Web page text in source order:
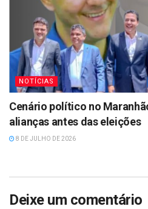
NOTÍCIAS
Cenário político no
alianças antes das eleições
8 DE JULHO DE 2026
Deixe um comentário